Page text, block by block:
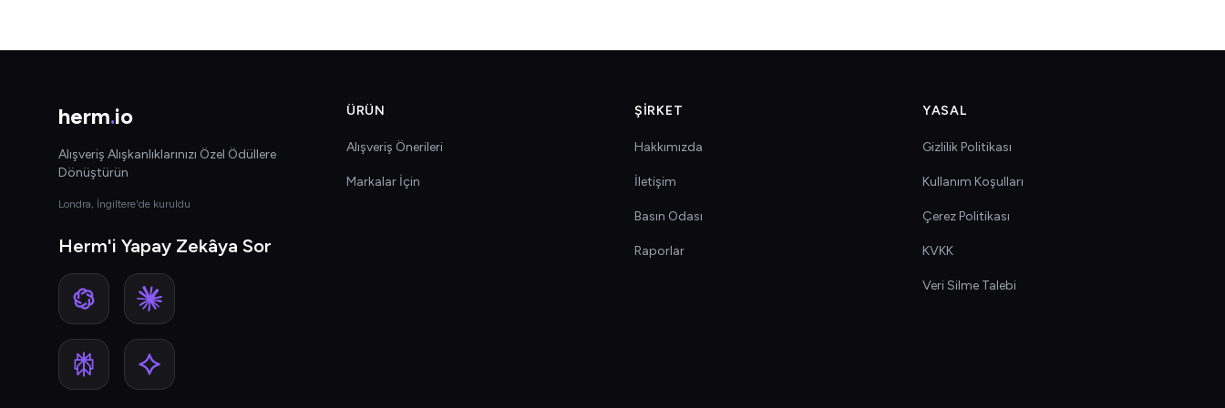
herm.io
Alışveriş Alışkanlıklarınızı Özel Ödüllere
Dönüştürün
Londra, İngiltere'de kuruldu
Herm'i Yapay Zekâya Sor
ÜRÜN
Alışveriş Önerileri
Markalar İçin
ŞIRKET
Hakkımızda
İletişim
Basın Odası
Raporlar
YASAL
Gizlilik Politikası
Kullanım Koşulları
Çerez Politikası
KVKK
Veri Silme Talebi